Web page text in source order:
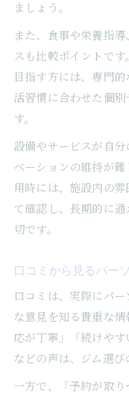
理由
口コミ評価
月島で注目のパ
注目パーソ
容
多様化する
説
パーソナル
人気
ましょう。
また、食事や栄養指
スも比較ポイントで
目指す方には、専門
活習慣に合わせた個
す。
設備やサービスが自
ベーションの維持が
用時には、施設内の
て確認し、長期的に
切です。
口コミから見るパー
口コミは、実際にパ
な意見を知る貴重な
応が丁寧」「続けやす
などの声は、ジム選び
一方で、「予約が取り